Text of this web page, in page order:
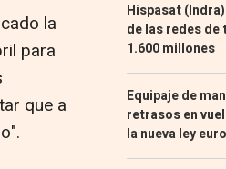
la
para
que a
Hispasat
de las redes de
1.600 millones
Equipaje de
retrasos en
la nueva ley